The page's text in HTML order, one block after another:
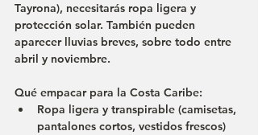
Tayrona), necesitarás ropa ligera y
protección solar. También pueden
aparecer lluvias breves, sobre todo entre
abril y noviembre.
Qué empacar para la Costa Caribe:
Ropa ligera y transpirable (camisetas,
pantalones cortos, vestidos frescos)